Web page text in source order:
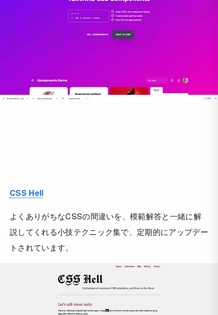
CSS Hell
よくありがちなCSSの間違いを、模範解答と一緒に解
説してくれる小技テクニック集で、定期的にアップデー
トされています。